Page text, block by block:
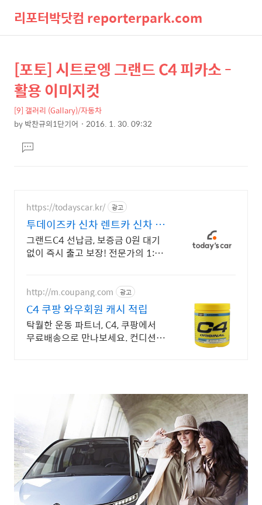
리포터박닷컴 reporterpark.com
색
상
세
컨
텐
본
문
제
목
[포토] 시트로엥 그랜드 C4 피카소 -
활용 이미지컷
[9] 갤러리 (Gallary)/자동차
by박찬규의1단기어 2016. 1. 30. 09:32
문댓
글
https://todayscar.kr/ 광고
투데이즈카 신차 렌트카 신차 장
기렌트 특가
그랜드C4 선납금, 보증금 0원 대기
없이 즉시 출고 보장! 전문가의 1:1
http://m.coupang.com 광고
C4 쿠팡 와우회원 캐시 적립
탁월한 운동 파트너, C4, 쿠팡에서
무료배송으로 만나보세요. 컨디션